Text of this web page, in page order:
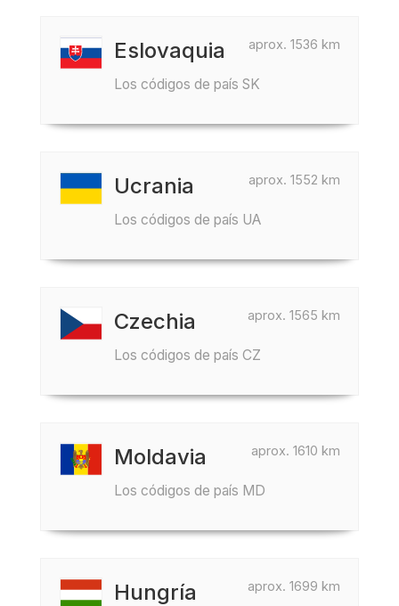
aprox. 1536 km
Eslovaquia
Los códigos de país SK
aprox. 1552 km
Ucrania
Los códigos de país UA
aprox. 1565 km
Czechia
Los códigos de país CZ
aprox. 1610 km
Moldavia
Los códigos de país MD
aprox. 1699 km
Hungría